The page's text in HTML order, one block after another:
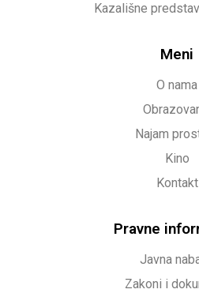
Kazališne
Meni
O nama
Najam
Kino
Kontakt
Pravne
Javna
Zakoni i